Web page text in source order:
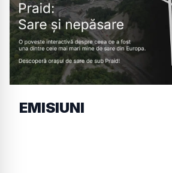
EMISIUNI